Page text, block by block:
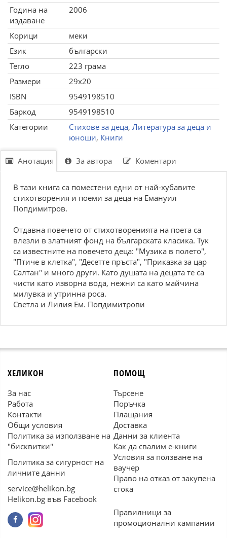
Година на
издаване
2006
Корици
меки
Език
български
Тегло
223 грама
Размери
29x20
ISBN
9549198510
Баркод
9549198510
Категории
Стихове за деца, Литература за деца и
юноши, Книги
Анотация За автора Коментари
В тази книга са поместени едни от най-хубавите
стихотворения и поеми за деца на Емануил
Попдимитров.
Отдавна повечето от стихотворенията на поета са
влезли в златният фонд на българската класика. Тук
са известните на повечето деца: "Музика в полето",
"Птиче в клетка", "Десетте пръста", "Приказка за цар
Салтан" и много други. Като душата на децата те са
чисти като изворна вода, нежни са като майчина
милувка и утринна роса.
Светла и Лилия Ем. Попдимитрови
ХЕЛИКОН
За нас
Работа
Контакти
Общи условия
Политика за използване на
"бисквитки"
Политика за сигурност на
личните данни
service@helikon.bg
Helikon.bg във Facebook
ПОМОЩ
Търсене
Поръчка
Плащания
Доставка
Данни за клиента
Как да свалим е-книги
Условия за ползване на
ваучер
Право на отказ от закупена
стока
Правилници за
промоционални кампании